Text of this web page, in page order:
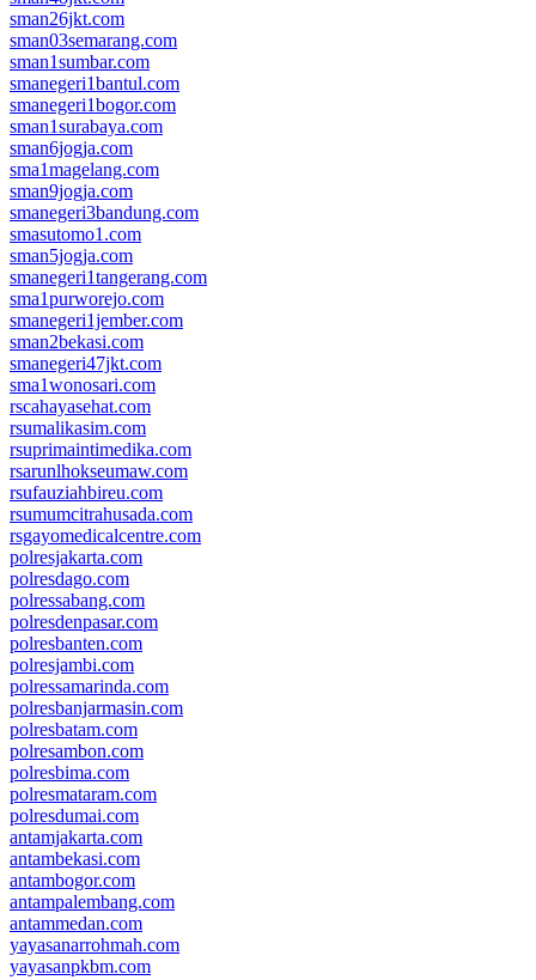
sman26jkt.com
sman03semarang.com
sman1sumbar.com
smanegeri1bantul.com
smanegeri1bogor.com
sman1surabaya.com
sman6jogja.com
sma1magelang.com
sman9jogja.com
smanegeri3bandung.com
smasutomo1.com
sman5jogja.com
smanegeri1tangerang.com
sma1purworejo.com
smanegeri1jember.com
sman2bekasi.com
smanegeri47jkt.com
sma1wonosari.com
rscahayasehat.com
rsumalikasim.com
rsuprimaintimedika.com
rsarunlhokseumaw.com
rsufauziahbireu.com
rsumumcitrahusada.com
rsgayomedicalcentre.com
polresjakarta.com
polresdago.com
polressabang.com
polresdenpasar.com
polresbanten.com
polresjambi.com
polressamarinda.com
polresbanjarmasin.com
polresbatam.com
polresambon.com
polresbima.com
polresmataram.com
polresdumai.com
antamjakarta.com
antambekasi.com
antambogor.com
antampalembang.com
antammedan.com
yayasanarrohmah.com
yayasanpkbm.com